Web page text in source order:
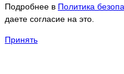
Подробнее в Политика
даете согласие на это.
Принять